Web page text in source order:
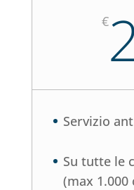
€
Servizio
Su tutte le
(max 1.000